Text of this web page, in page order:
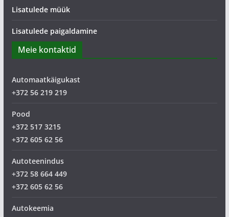
Lisatulede müük
Lisatulede paigaldamine
Meie kontaktid
Automaatkäigukast
+372 56 219 219
Pood
+372 517 3215
+372 605 62 56
Autoteenindus
+372 58 664 449
+372 605 62 56
Autokeemia